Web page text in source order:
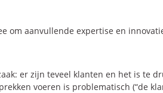
om aanvullende expertise en
er zijn teveel klanten en het is te
voeren is problematisch (“de